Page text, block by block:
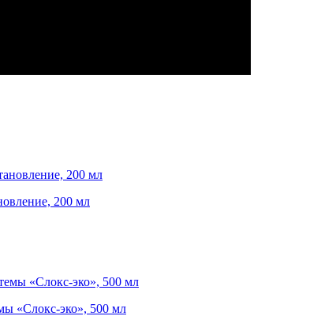
200 мл
«Слокс-эко», 500 мл